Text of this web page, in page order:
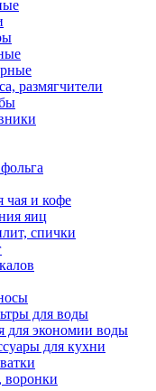
размягчители
чая и кофе
яиц
спички
для воды
для экономии воды
для кухни
воронки